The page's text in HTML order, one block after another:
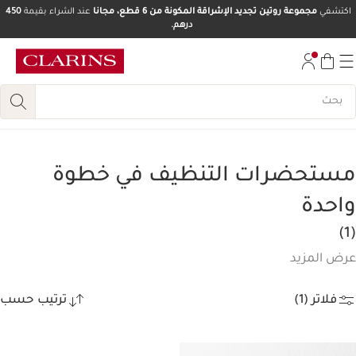
انتقل إلى أسفل الصفحة
اكتشفيمجموعة روتين تجديد الإشراقة المكونة من 6 قطع، مجانا عند الشراء بقيمة450
درهم.
مستحضرات التنظيف في خطوة
واحدة
(1)
عرض المزيد
فلاتر (1) ترتيب حسب